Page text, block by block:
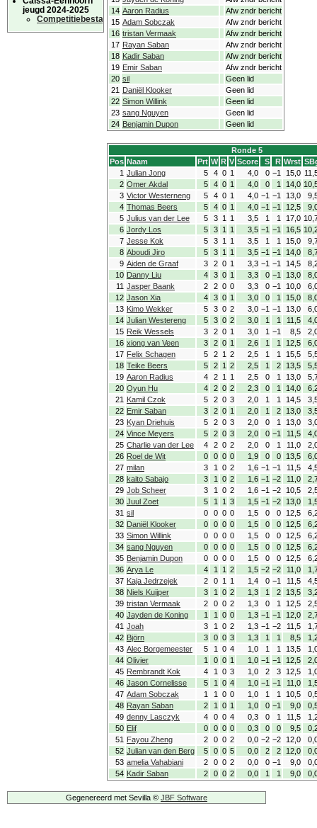
jeugd 2024-2025
Competitiebestand
14 Aaron Radius
Afw zndr bericht
15 Adam Sobczak
Afw zndr bericht
16 tristan Vermaak
Afw zndr bericht
17 Rayan Saban
Afw zndr bericht
18 Kadir Saban
Afw zndr bericht
19 Emir Saban
Afw zndr bericht
20 sil
Geen lid
21 Daniël Klooker
Geen lid
22 Simon Willink
Geen lid
23 sang Nguyen
Geen lid
24 Benjamin Dupon Geen lid
Ronde 5
Pos Naam Prt W R V Score S R Wrst
1 Julian Jong 5 4 0 1 4,0 0 −1 15,0
2 Omer Akdal 5 4 0 1 4,0 0 1 14,0
3 Victor Westerneng 5 4 0 1 4,0 −1 −1 13,0
4 Thomas Beers 5 4 0 1 4,0 −1 −1 12,5
5 Julius van der Lee 5 3 1 1 3,5 1 1 17,0
6 Jordy Los 5 3 1 1 3,5 −1 −1 16,5
7 Jesse Kok 5 3 1 1 3,5 1 1 15,0
8 Aboudi Jiro 5 3 1 1 3,5 −1 −1 14,0
9 Aiden de Graaf 3 2 0 1 3,3 −1 −1 14,5
10 Danny Liu 4 3 0 1 3,3 0 −1 13,0
11 Jasper Baank 2 2 0 0 3,3 0 −1 10,0
12 Jason Xia 4 3 0 1 3,0 0 1 15,0
13 Kimo Wekker 5 3 0 2 3,0 −1 −1 13,0
14 Julian Westereng 5 3 0 2 3,0 1 1 11,5
15 Reik Wessels 3 2 0 1 3,0 1 −1 8,5
16 xiong van Veen 3 2 0 1 2,6 1 1 12,5
17 Felix Schagen 5 2 1 2 2,5 1 1 15,5
18 Teike Beers 5 2 1 2 2,5 1 2 13,5
19 Aaron Radius 4 2 1 1 2,5 0 1 13,0
20 Oyun Hu 4 2 0 2 2,3 0 1 14,0
21 Kamil Czok 5 2 0 3 2,0 1 1 14,5
22 Emir Saban 3 2 0 1 2,0 1 2 13,0
23 Kyan Driehuis 5 2 0 3 2,0 0 1 13,0
24 Vince Meyers 5 2 0 3 2,0 0 −1 11,5
25 Charlie van der Lee 4 2 0 2 2,0 0 1 11,0
26 Roel de Wit 0 0 0 0 1,9 0 0 13,5
27 milan 3 1 0 2 1,6 −1 −1 11,5
28 kaito Sabajo 3 1 0 2 1,6 −1 −2 11,0
29 Job Scheer 3 1 0 2 1,6 −1 −2 10,5
30 Juul Zoet 5 1 1 3 1,5 −1 −2 13,0
31 sil 0 0 0 0 1,5 0 0 12,5
32 Daniël Klooker 0 0 0 0 1,5 0 0 12,5
33 Simon Willink 0 0 0 0 1,5 0 0 12,5
34 sang Nguyen 0 0 0 0 1,5 0 0 12,5
35 Benjamin Dupon 0 0 0 0 1,5 0 0 12,5
36 Arya Le 4 1 1 2 1,5 −2 −2 11,0
37 Kaja Jedrzejek 2 0 1 1 1,4 0 −1 11,5
38 Niels Kuijper 3 1 0 2 1,3 1 2 13,5
39 tristan Vermaak 2 0 0 2 1,3 0 1 12,5
40 Jayden de Koning 1 1 0 0 1,3 −1 −1 12,0
41 Joah 3 1 0 2 1,3 −1 −2 11,5
42 Björn 3 0 0 3 1,3 1 1 8,5
43 Alec Borgemeester 5 1 0 4 1,0 1 1 13,5
44 Olivier 1 0 0 1 1,0 −1 −1 12,5
45 Rembrandt Kok 4 1 0 3 1,0 2 3 12,5
46 Jason Cornelisse 5 1 0 4 1,0 −1 −1 11,0
47 Adam Sobczak 1 1 0 0 1,0 1 1 10,5
48 Rayan Saban 2 1 0 1 1,0 0 −1 9,0
49 denny Lasczyk 4 0 0 4 0,3 0 1 11,5
50 Elif 0 0 0 0 0,3 0 0 9,5
51 Fayou Zheng 2 0 0 2 0,0 −2 −2 12,0
52 Julian van den Berg 5 0 0 5 0,0 2 2 12,0
53 amelia Vahabiani 2 0 0 2 0,0 0 −1 9,0
54 Kadir Saban 2 0 0 2 0,0 1 1 9,0
Gegenereerd met Sevilla © JBF Software